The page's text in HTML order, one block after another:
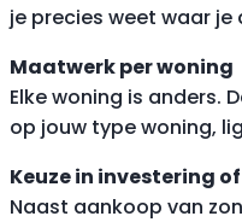
je precies weet waar je
Maatwerk per woning
Elke woning is anders.
op jouw type woning,
Keuze in investering
Naast aankoop van